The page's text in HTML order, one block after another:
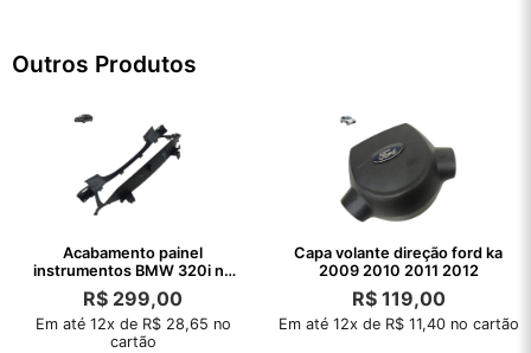
Outros Produtos
Acabamento painel
instrumentos BMW 320i no
Sport 2021 2022
R$ 299,00
Em até 12x de R$ 28,65 no
cartão
Capa volante direção ford ka
2009 2010 2011 2012
R$119,00
Em até 12x de R$ 11,40 no cartão